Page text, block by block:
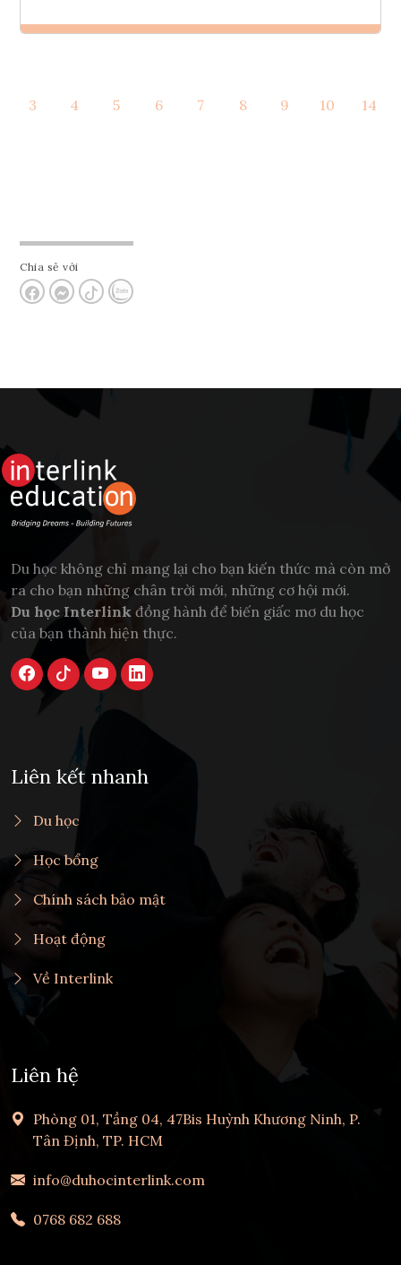
Tham vấn Interlink
3 4 5 6 7 8 9 10 14
Chia sẻ với
Du học không chỉ mang lại cho bạn kiến thức mà còn mở
ra cho bạn những chân trời mới, những cơ hội mới.
Du học Interlink đồng hành để biến giấc mơ du học
của bạn thành hiện thực.
Liên kết nhanh
Du học
Học bổng
Chính sách bảo mật
Hoạt động
Về Interlink
Liên hệ
Phòng 01, Tầng 04, 47Bis Huỳnh Khương Ninh, P.
Tân Định, TP. HCM
info@duhocinterlink.com
0768 682 688